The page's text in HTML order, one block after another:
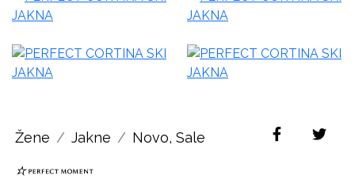
Žene Jakne Novo, Sale